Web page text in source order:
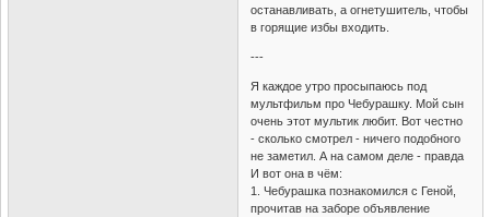
останавливать, а огнетушитель, чтобы
в горящие избы входить.
---
Я каждое утро просыпаюсь под
мультфильм про Чебурашку. Мой сын
очень этот мультик любит. Вот честно
- сколько смотрел - ничего подобного
не заметил. А на самом деле - правда
И вот она в чём:
1. Чебурашка познакомился с Геной,
прочитав на заборе объявление